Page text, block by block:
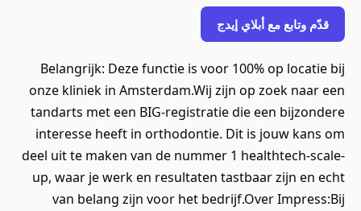
قدّم وتابع مع أبلاي إيدج
Belangrijk: Deze functie is voor 100% op locatie bij
onze kliniek in Amsterdam.Wij zijn op zoek naar een
tandarts met een BIG-registratie die een bijzondere
interesse heeft in orthodontie. Dit is jouw kans om
deel uit te maken van de nummer 1 healthtech-scale-
up, waar je werk en resultaten tastbaar zijn en echt
van belang zijn voor het bedrijf.Over Impress:Bij